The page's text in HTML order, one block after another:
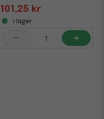
101,25 kr
i lager
- +